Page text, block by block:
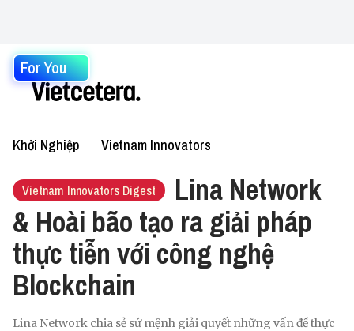
For You
Khởi Nghiệp Vietnam Innovators
Vietnam Innovators Digest
Lina Network
& Hoài bão tạo ra giải pháp
thực tiễn với công nghệ
Blockchain
Lina Network chia sẻ sứ mệnh giải quyết những vấn đề thực